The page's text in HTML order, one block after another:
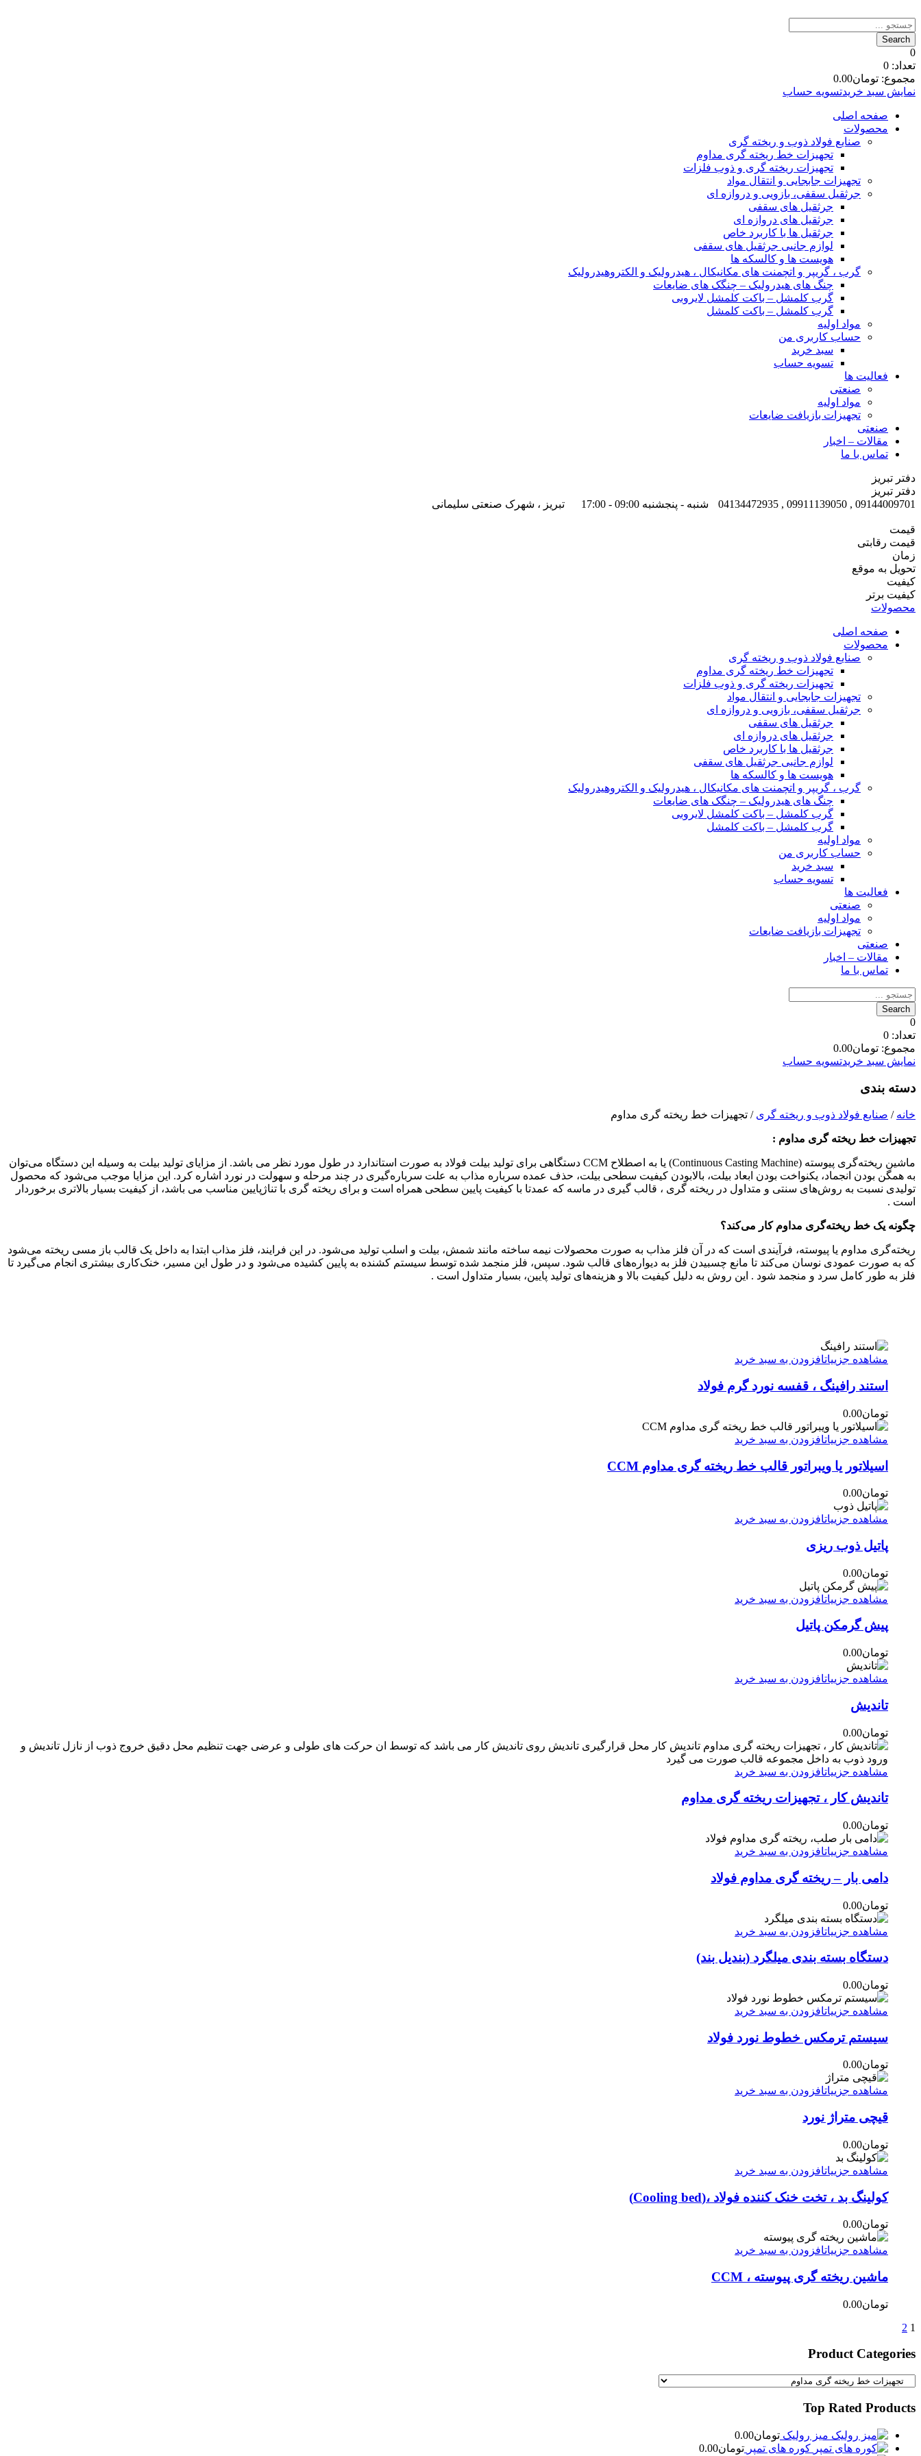
0
تعداد: 0
مجموع: تومان0.00
نمایش سبد خریدتسویه حساب
صفحه اصلی
محصولات
صنایع فولاد ذوب و ریخته گری
تجهیزات خط ریخته گری مداوم
تجهیزات ریخته گری و ذوب فلزات
تجهیزات جابجایی و انتقال مواد
جرثقیل سقفی، بازویی و دروازه ای
جرثقیل های سقفی
جرثقیل های دروازه ای
جرثقیل ها با کاربرد خاص
لوازم جانبی جرثقیل های سقفی
هویست ها و کالسکه ها
گرب ، گریپر و اتچمنت های مکانیکال ، هیدرولیک و الکتروهیدرولیک
چنگ های هیدرولیک – چنگک های ضایعات
گرب کلمشل – باکت کلمشل لایروبی
گرب کلمشل – باکت کلمشل
مواد اولیه
حساب کاربری من
سبد خرید
تسویه حساب
فعالیت ها
صنعتی
مواد اولیه
تجهیزات بازیافت ضایعات
صنعتی
مقالات – اخبار
تماس با ما
دفتر تبریز
دفتر تبریز
09144009701 , 09911139050 , 04134472935
شنبه - پنجشنبه 09:00 - 17:00 تبریز ، شهرک صنعتی سلیمانی
قیمت
قیمت رقابتی
زمان
تحویل به موقع
کیفیت
کیفیت برتر
محصولات
صفحه اصلی
محصولات
صنایع فولاد ذوب و ریخته گری
تجهیزات خط ریخته گری مداوم
تجهیزات ریخته گری و ذوب فلزات
تجهیزات جابجایی و انتقال مواد
جرثقیل سقفی، بازویی و دروازه ای
جرثقیل های سقفی
جرثقیل های دروازه ای
جرثقیل ها با کاربرد خاص
لوازم جانبی جرثقیل های سقفی
هویست ها و کالسکه ها
گرب ، گریپر و اتچمنت های مکانیکال ، هیدرولیک و الکتروهیدرولیک
چنگ های هیدرولیک – چنگک های ضایعات
گرب کلمشل – باکت کلمشل لایروبی
گرب کلمشل – باکت کلمشل
مواد اولیه
حساب کاربری من
سبد خرید
تسویه حساب
فعالیت ها
صنعتی
مواد اولیه
تجهیزات بازیافت ضایعات
صنعتی
مقالات – اخبار
تماس با ما
0
تعداد: 0
مجموع: تومان0.00
نمایش سبد خریدتسویه حساب
دسته بندی
خانه / صنایع فولاد ذوب و ریخته گری / تجهیزات خط ریخته گری مداوم
تجهیزات خط ریخته گری مداوم :
ماشین ریخته‌گری پیوسته (Continuous Casting Machine) یا به اصطلاح CCM دستگاهی برای تولید بیلت فولاد به صورت استاندارد در طول مورد نظر می باشد. از مزایای تولید بیلت به وسیله این دستگاه می‌توان
به همگن‌ بودن انجماد، یکنواخت‌ بودن ابعاد بیلت، بالابودن کیفیت سطحی بیلت، حذف عمده سرباره‌ مذاب به علت سرباره‌گیری در چند مرحله و سهولت در نورد اشاره کرد. این مزایا موجب می‌شود که محصول
تولیدی نسبت به روش‌های سنتی و متداول در ریخته گری ، قالب گیری در ماسه که عمدتا با کیفیت پایین سطحی همراه است و برای ریخته گری با تناژپایین مناسب می باشد، از کیفیت بسیار بالاتری برخوردار
است .
چگونه یک خط ریخته‌گری مداوم کار می‌کند؟
ریخته‌گری مداوم یا پیوسته، فرآیندی است که در آن فلز مذاب به صورت محصولات نیمه‌ ساخته مانند شمش، بیلت و اسلب تولید می‌شود. در این فرایند، فلز مذاب ابتدا به داخل یک قالب باز مسی ریخته می‌شود
که به صورت عمودی نوسان می‌کند تا مانع چسبیدن فلز به دیواره‌های قالب شود. سپس، فلز منجمد شده توسط سیستم کشنده به پایین کشیده می‌شود و در طول این مسیر، خنک‌کاری بیشتری انجام می‌گیرد تا
فلز به طور کامل سرد و منجمد شود . این روش به دلیل کیفیت بالا و هزینه‌های تولید پایین، بسیار متداول است .
مشاهده جزییاتافزودن به سبد خرید
استند رافینگ ، قفسه نورد گرم فولاد
تومان0.00
مشاهده جزییاتافزودن به سبد خرید
اسیلاتور یا ویبراتور قالب خط ریخته گری مداوم CCM
تومان0.00
مشاهده جزییاتافزودن به سبد خرید
پاتیل ذوب ریزی
تومان0.00
مشاهده جزییاتافزودن به سبد خرید
پیش گرمکن پاتیل
تومان0.00
مشاهده جزییاتافزودن به سبد خرید
تاندیش
تومان0.00
مشاهده جزییاتافزودن به سبد خرید
تاندیش کار ، تجهیزات ریخته گری مداوم
تومان0.00
مشاهده جزییاتافزودن به سبد خرید
دامی بار – ریخته گری مداوم فولاد
تومان0.00
مشاهده جزییاتافزودن به سبد خرید
دستگاه بسته بندی میلگرد (بندیل بند)
تومان0.00
مشاهده جزییاتافزودن به سبد خرید
سیستم ترمکس خطوط نورد فولاد
تومان0.00
مشاهده جزییاتافزودن به سبد خرید
قیچی متراژ نورد
تومان0.00
مشاهده جزییاتافزودن به سبد خرید
کولینگ بد ، تخت خنک کننده فولاد ،(Cooling bed)
تومان0.00
مشاهده جزییاتافزودن به سبد خرید
ماشین ریخته گری پیوسته ، CCM
تومان0.00
1
2
Product Categories
Top Rated Products
میز رولیک تومان0.00
کوره های تمپر تومان0.00